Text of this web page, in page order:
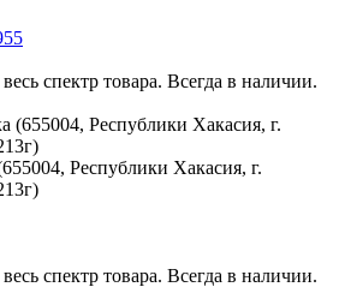
спектр товара. Всегда в наличии.
Республики Хакасия, г.
спектр товара. Всегда в наличии.